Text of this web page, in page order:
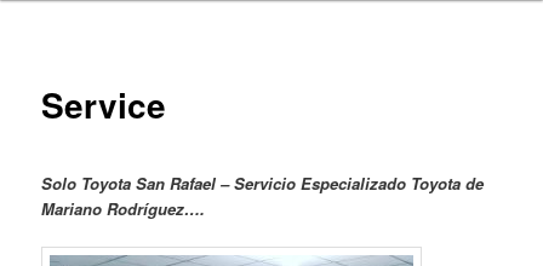
Service
Solo Toyota San Rafael – Servicio Especializado Toyota de
Mariano Rodríguez….